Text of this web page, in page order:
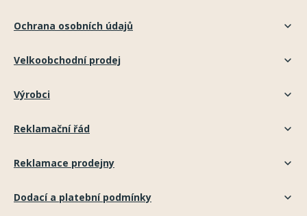
Ochrana osobních údajů
Velkoobchodní prodej
Výrobci
Reklamační řád
Reklamace prodejny
Dodací a platební podmínky